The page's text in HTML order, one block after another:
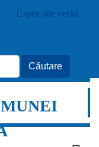
spre site vechi